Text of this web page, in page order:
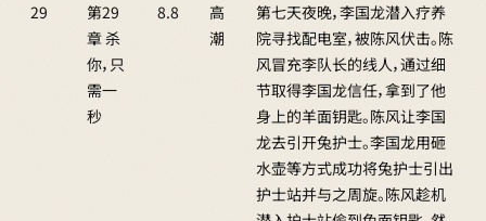
29
第29
章 杀
你，只
需一
秒
8.8
高
潮
第七天夜晚，李国龙潜入疗养
院寻找配电室，被陈风伏击。陈
风冒充李队长的线人，通过细
节取得李国龙信任，拿到了他
身上的羊面钥匙。陈风让李国
龙去引开兔护士。李国龙用砸
水壶等方式成功将兔护士引出
护士站并与之周旋。陈风趁机